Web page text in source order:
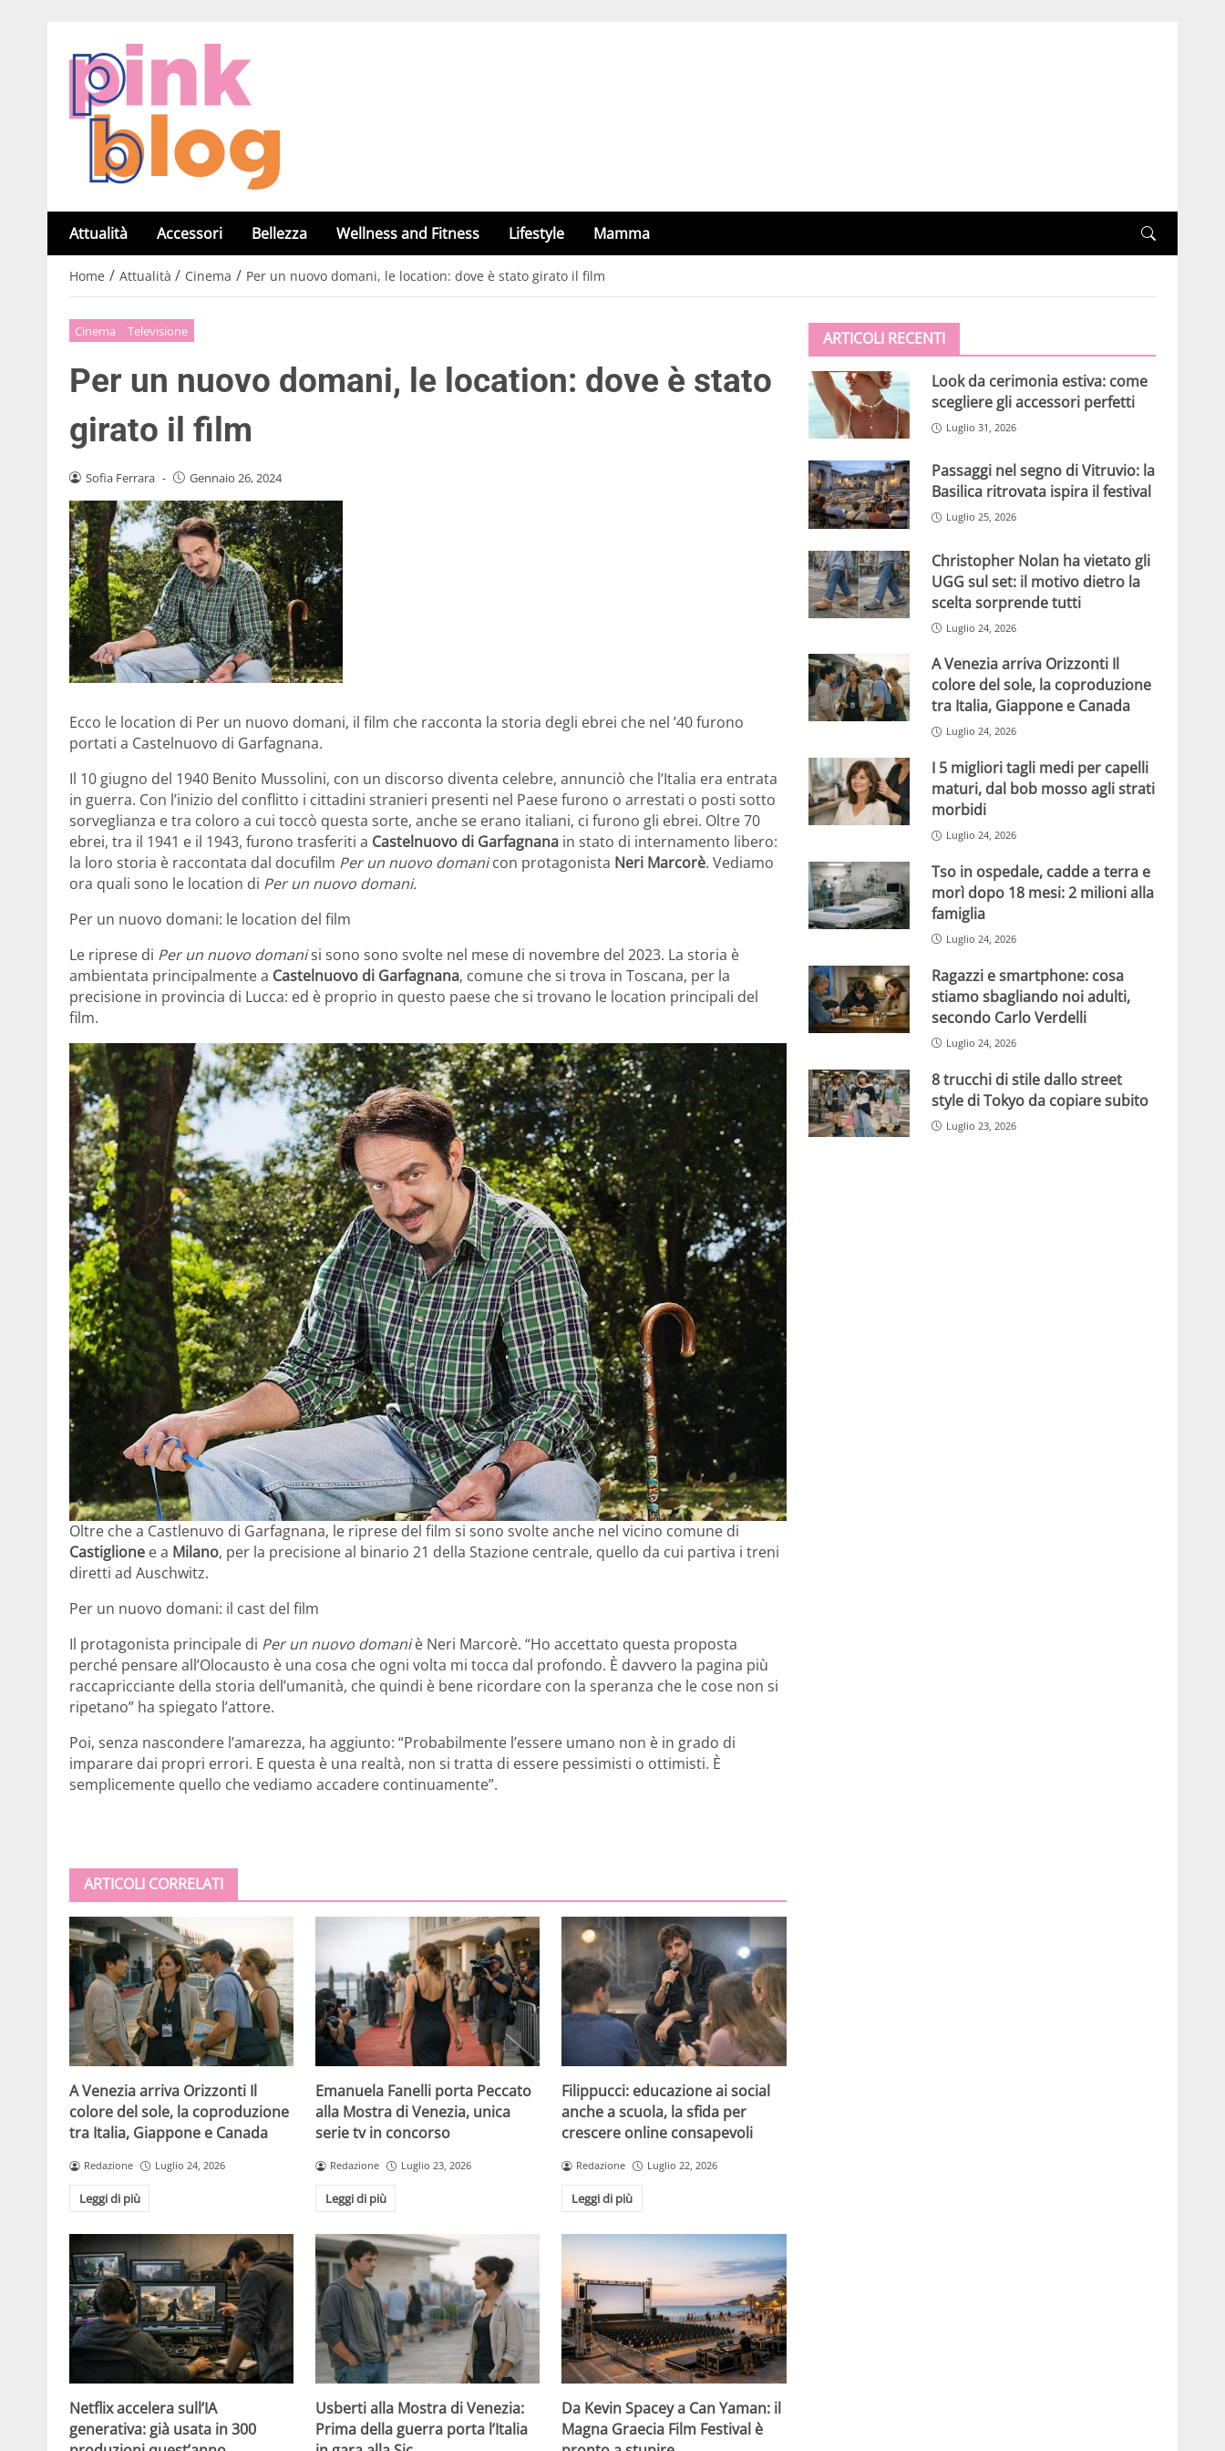
Attualità Accessori Bellezza Wellness and Fitness Lifestyle Mamma
Home / Attualità / Cinema / Per un nuovo domani, le location: dove è stato girato il film
Cinema Televisione
Per un nuovo domani, le location: dove è stato
girato il film
Sofia Ferrara - Gennaio 26, 2024
Ecco le location di Per un nuovo domani, il film che racconta la storia degli ebrei che nel ’40 furono
portati a Castelnuovo di Garfagnana.
Il 10 giugno del 1940 Benito Mussolini, con un discorso diventa celebre, annunciò che l’Italia era entrata
in guerra. Con l’inizio del conflitto i cittadini stranieri presenti nel Paese furono o arrestati o posti sotto
sorveglianza e tra coloro a cui toccò questa sorte, anche se erano italiani, ci furono gli ebrei. Oltre 70
ebrei, tra il 1941 e il 1943, furono trasferiti a Castelnuovo di Garfagnana in stato di internamento libero:
la loro storia è raccontata dal docufilm Per un nuovo domanicon protagonista Neri Marcorè. Vediamo
ora quali sono le location di Per un nuovo domani.
Per un nuovo domani: le location del film
Le riprese di Per un nuovo domanisi sono sono svolte nel mese di novembre del 2023. La storia è
ambientata principalmente a Castelnuovo di Garfagnana, comune che si trova in Toscana, per la
precisione in provincia di Lucca: ed è proprio in questo paese che si trovano le location principali del
film.
Oltre che a Castlenuvo di Garfagnana, le riprese del film si sono svolte anche nel vicino comune di
Castiglione e a Milano, per la precisione al binario 21 della Stazione centrale, quello da cui partiva i treni
diretti ad Auschwitz.
Per un nuovo domani: il cast del film
Il protagonista principale di Per un nuovo domaniè Neri Marcorè. “Ho accettato questa proposta
perché pensare all’Olocausto è una cosa che ogni volta mi tocca dal profondo. È davvero la pagina più
raccapricciante della storia dell’umanità, che quindi è bene ricordare con la speranza che le cose non si
ripetano” ha spiegato l’attore.
Poi, senza nascondere l’amarezza, ha aggiunto: “Probabilmente l’essere umano non è in grado di
imparare dai propri errori. E questa è una realtà, non si tratta di essere pessimisti o ottimisti. È
semplicemente quello che vediamo accadere continuamente”.
ARTICOLI CORRELATI
A Venezia arriva Orizzonti Il
colore del sole, la coproduzione
tra Italia, Giappone e Canada
Redazione Luglio 24, 2026
Leggi di più
Emanuela Fanelli porta Peccato
alla Mostra di Venezia, unica
serie tv in concorso
Redazione Luglio 23, 2026
Leggi di più
Filippucci: educazione ai social
anche a scuola, la sfida per
crescere online consapevoli
Redazione Luglio 22, 2026
Leggi di più
Netflix accelera sull’IA
generativa: già usata in 300
Usberti alla Mostra di Venezia:
Prima della guerra porta l’Italia
Da Kevin Spacey a Can Yaman: il
Magna Graecia Film Festival è
ARTICOLI RECENTI
Look da cerimonia estiva: come
scegliere gli accessori perfetti
Luglio 31, 2026
Passaggi nel segno di Vitruvio: la
Basilica ritrovata ispira il festival
Luglio 25, 2026
Christopher Nolan ha vietato gli
UGG sul set: il motivo dietro la
scelta sorprende tutti
Luglio 24, 2026
A Venezia arriva Orizzonti Il
colore del sole, la coproduzione
tra Italia, Giappone e Canada
Luglio 24, 2026
I 5 migliori tagli medi per capelli
maturi, dal bob mosso agli strati
morbidi
Luglio 24, 2026
Tso in ospedale, cadde a terra e
morì dopo 18 mesi: 2 milioni alla
famiglia
Luglio 24, 2026
Ragazzi e smartphone: cosa
stiamo sbagliando noi adulti,
secondo Carlo Verdelli
Luglio 24, 2026
8 trucchi di stile dallo street
style di Tokyo da copiare subito
Luglio 23, 2026